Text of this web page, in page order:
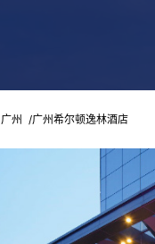
广州 /广州希尔顿逸林酒店